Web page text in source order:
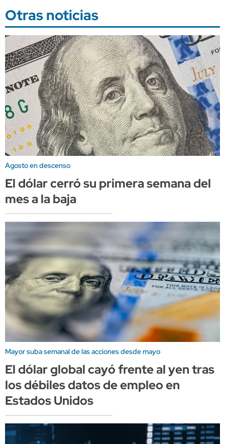
Otras noticias
Agosto en descenso
El dólar cerró su primera semana del
mes a la baja
Mayor suba semanal de las acciones desde mayo
El dólar global cayó frente al yen tras
los débiles datos de empleo en
Estados Unidos